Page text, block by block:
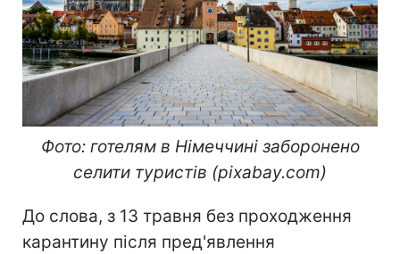
Фото: готелям в Німеччині заборонено
селити туристів (pixabay.com)
До слова, з 13 травня без проходження
карантину після пред'явлення